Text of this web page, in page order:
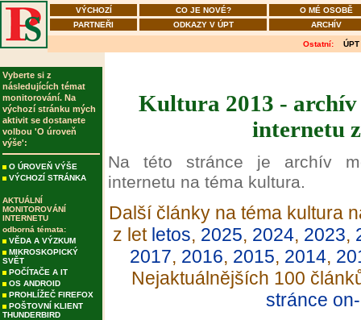
VÝCHOZÍ CO JE NOVÉ?
O MÉ OSOBĚ
PARTNEŘI
ODKAZY V ÚPT ARCHÍV
Ostatní: ÚPT
Vyberte si z
následujících témat
monitorování. Na
výchozí stránku mých
aktivit se dostanete
volbou 'O úroveň
výše':
O ÚROVEŇ VÝŠE
VÝCHOZÍ STRÁNKA
AKTUÁLNÍ
MONITOROVÁNÍ
INTERNETU
odborná témata:
VĚDA A VÝZKUM
MIKROSKOPICKÝ
SVĚT
POČÍTAČE A IT
OS ANDROID
PROHLÍŽEČ FIREFOX
POŠTOVNÍ KLIENT
THUNDERBIRD
Kultura 2013 - archív
internetu
Na této stránce je archív
internetu na téma kultura.
Další články na téma kultura
z let letos, 2025, 2024, 2023,
2017, 2016, 2015, 2014,
Nejaktuálnějších 100
stránce